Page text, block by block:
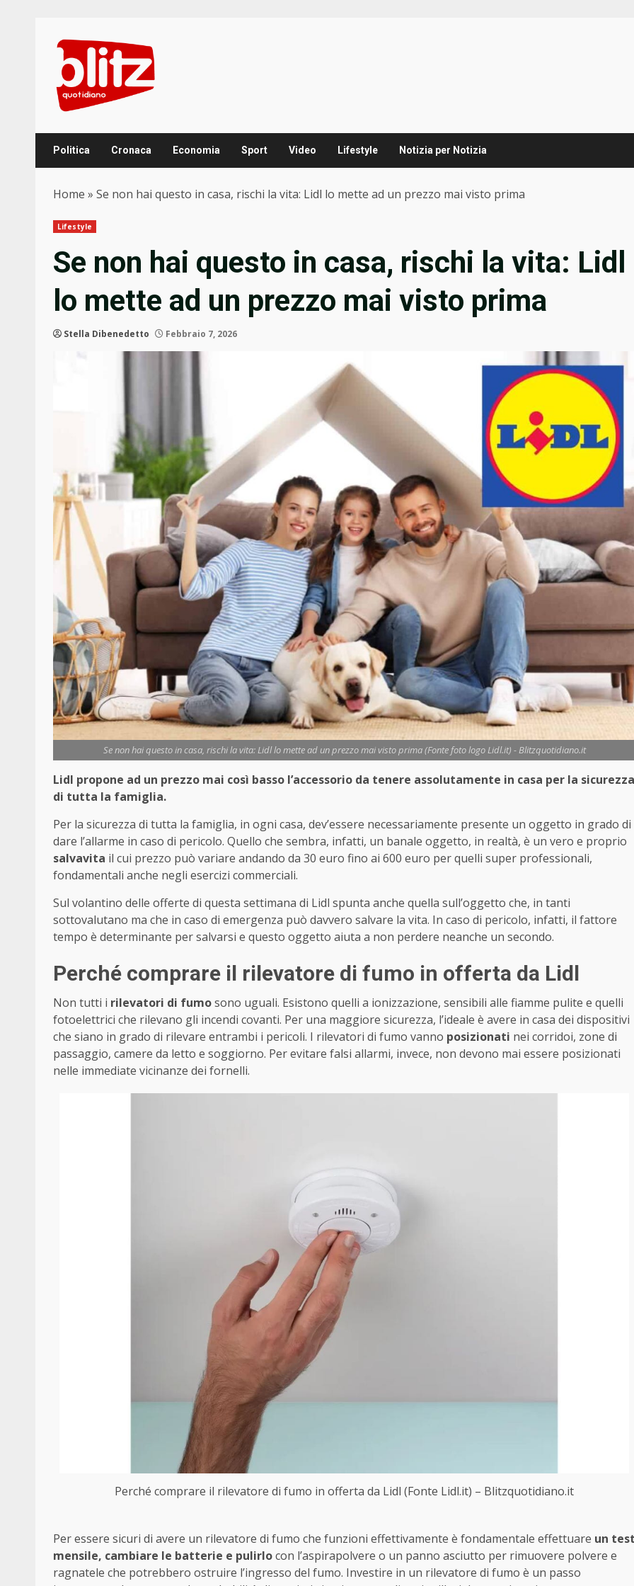
content
Politica Cronaca Economia Sport Video Lifestyle Notizia per Notizia
Home » Se non hai questo in casa, rischi la vita: Lidl lo mette ad un prezzo mai visto prima
Lifestyle
Se non hai questo in casa, rischi la vita: Lidl
lo mette ad un prezzo mai visto prima
Stella Dibenedetto Febbraio 7, 2026
Se non hai questo in casa, rischi la vita: Lidl lo mette ad un prezzo mai visto prima (Fonte foto logo Lidl.it) - Blitzquotidiano.it
Lidl propone ad un prezzo mai così basso l’accessorio da tenere assolutamente in casa per la sicurezza
di tutta la famiglia.
Per la sicurezza di tutta la famiglia, in ogni casa, dev’essere necessariamente presente un oggetto in grado di
dare l’allarme in caso di pericolo. Quello che sembra, infatti, un banale oggetto, in realtà, è un vero e proprio
salvavita il cui prezzo può variare andando da 30 euro fino ai 600 euro per quelli super professionali,
fondamentali anche negli esercizi commerciali.
Sul volantino delle offerte di questa settimana di Lidl spunta anche quella sull’oggetto che, in tanti
sottovalutano ma che in caso di emergenza può davvero salvare la vita. In caso di pericolo, infatti, il fattore
tempo è determinante per salvarsi e questo oggetto aiuta a non perdere neanche un secondo.
Perché comprare il rilevatore di fumo in offerta da Lidl
Non tutti i rilevatori di fumosono uguali. Esistono quelli a ionizzazione, sensibili alle fiamme pulite e quelli
fotoelettrici che rilevano gli incendi covanti. Per una maggiore sicurezza, l’ideale è avere in casa dei dispositivi
che siano in grado di rilevare entrambi i pericoli. I rilevatori di fumo vanno posizionati nei corridoi, zone di
passaggio, camere da letto e soggiorno. Per evitare falsi allarmi, invece, non devono mai essere posizionati
nelle immediate vicinanze dei fornelli.
Perché comprare il rilevatore di fumo in offerta da Lidl (Fonte Lidl.it) – Blitzquotidiano.it
Per essere sicuri di avere un rilevatore di fumo che funzioni effettivamente è fondamentale effettuare un
mensile, cambiare le batterie e pulirlocon l’aspirapolvere o un panno asciutto per rimuovere polvere e
ragnatele che potrebbero ostruire l’ingresso del fumo. Investire in un rilevatore di fumo è un passo